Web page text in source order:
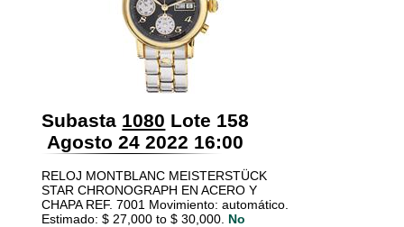
Subasta 1080 Lote 158
Agosto 24 2022 16:00
RELOJ MONTBLANC MEISTERSTÜCK
STAR CHRONOGRAPH EN ACERO Y
CHAPA REF. 7001 Movimiento: automático.
Estimado: $ 27,000 to $ 30,000. No